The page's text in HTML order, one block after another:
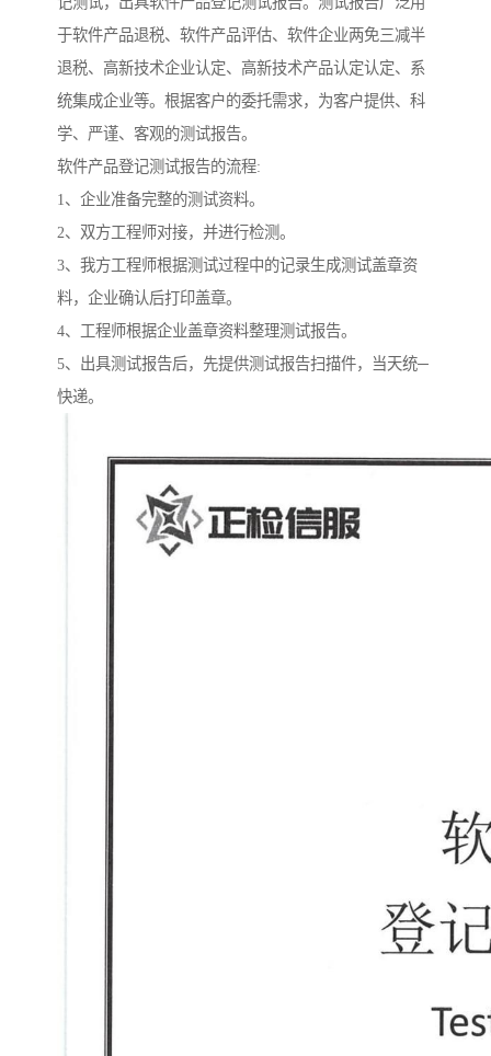
于软件产品退税、软件产品评估、软件企业两免三减半
退税、高新技术企业认定、高新技术产品认定认定、系
统集成企业等。根据客户的委托需求，为客户提供、科
学、严谨、客观的测试报告。
软件产品登记测试报告的流程:
1、企业准备完整的测试资料。
2、双方工程师对接，并进行检测。
3、我方工程师根据测试过程中的记录生成测试盖章资
料，企业确认后打印盖章。
4、工程师根据企业盖章资料整理测试报告。
5、出具测试报告后，先提供测试报告扫描件，当天统─
快递。